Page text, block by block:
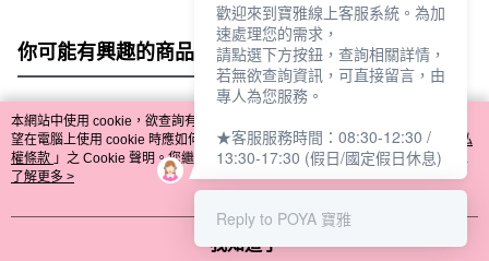
你可能有興趣的商品 全站排行
熱門標籤
本網站中使用 cookie，欲查詢有關本網站使用 cookie 方式之詳情，及若您不希
望在電腦上使用 cookie 時應如何變更電腦的 cookie 設定，請參閱本網站「
隱私
權條款 」之 Cookie 聲明。您繼續使用本網站即表示您同意本公司得按本網站使
用條款之 Cookie 聲明使用 cookie。
了解更多 >
我知道了
歡迎來到寶雅線上客服系統。為加
速處理您的需求，
請點選下方按鈕，查詢相關詳情，
若無欲查詢資訊，可直接留言，由
專人為您服務。
★客服服務時間：08:30-12:30 /
13:30-17:30 (假日/國定假日休息)
Reply to POYA 寶雅